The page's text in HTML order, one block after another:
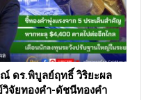
ดร.พิบูลย์ฤทธิ์ วิริยะผล
จัยทองคำ-ดัชนีทองคำ